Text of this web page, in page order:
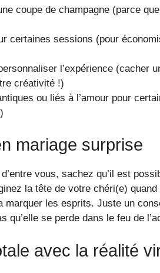
coupe de champagne (parce
certaines sessions (pour
l’expérience (cacher
créativité !)
ou liés à l’amour pour
mariage surprise
vous, sachez qu’il est
la tête de votre chéri(e)
marquer les esprits. Juste un
qu’elle se perde dans le feu de
avec la réalité